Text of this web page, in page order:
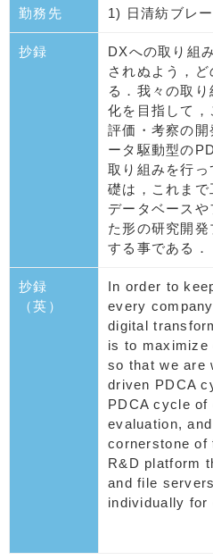
勤務先 1) 日清紡ブレ
抄録
DXへの取り組
されぬよう，
る．我々の取
化を目指して，
評価・考察の
ータ駆動型の
取り組みを行
礎は，これまで
データベース
た形の研究開
する事である．
抄録
（英）
In order to
every
digital
is to maximize
so that we are
driven PDCA
PDCA cycle of
evaluation,
cornerstone of
R&D platform
and file
individually for